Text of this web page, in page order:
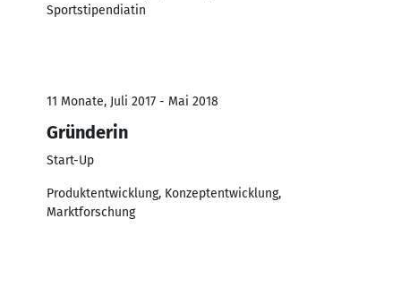
Sportstipendiatin
11 Monate, Juli 2017 - Mai 2018
Gründerin
Start-Up
Produktentwicklung, Konzeptentwicklung,
Marktforschung